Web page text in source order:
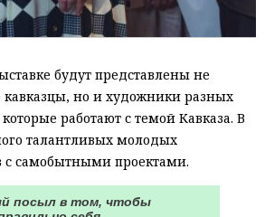
будут представлены не
кавказцы, но и художники разных
работают с темой Кавказа. В
талантливых молодых
с самобытными проектами.
посыл в том, чтобы